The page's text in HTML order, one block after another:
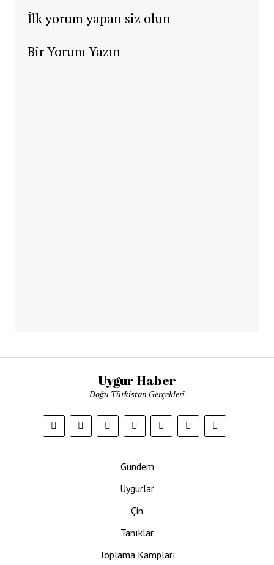
İlk yorum yapan siz olun
Bir Yorum Yazın
Uygur Haber
Doğu Türkistan Gerçekleri
Gündem
Uygurlar
Çin
Tanıklar
Toplama Kampları